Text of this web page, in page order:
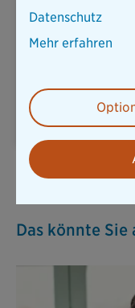
Das könnte
Datenschutz
Mehr erfahren